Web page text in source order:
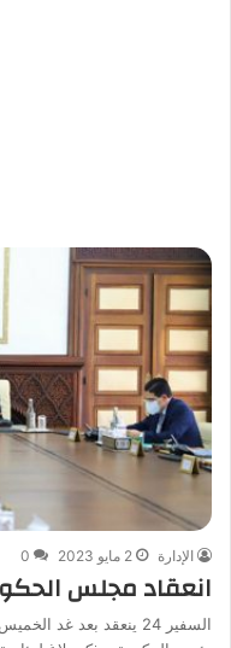
الإدارة 2 مايو 2023 0
انعقاد مجلس
السفير 24 ينعقد بعد